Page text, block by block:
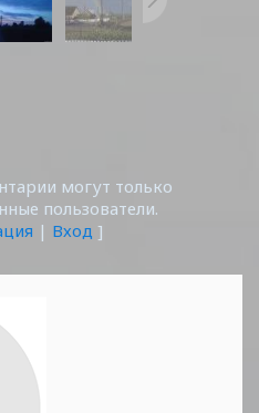
могут только
пользователи.
| Вход ]